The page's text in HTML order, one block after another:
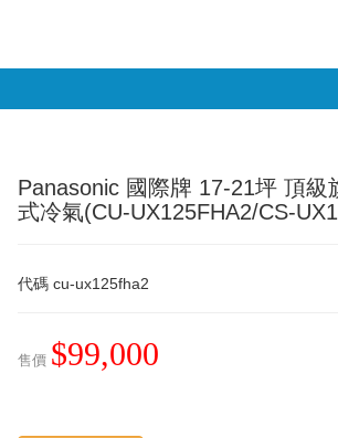
Panasonic 國際牌 17-21坪 頂級
式冷氣(CU-UX125FHA2/CS-
代碼 cu-ux125fha2
售價 $99,000